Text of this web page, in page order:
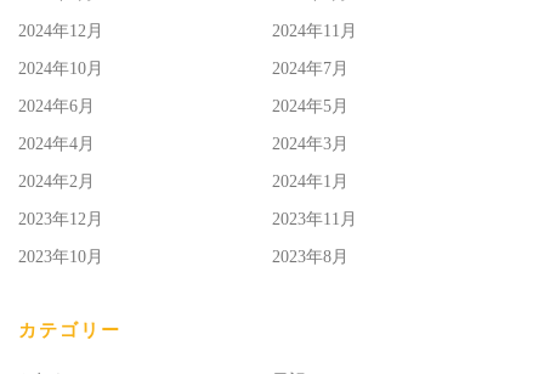
2024年12月 2024年11月
2024年10月 2024年7月
2024年6月 2024年5月
2024年4月 2024年3月
2024年2月 2024年1月
2023年12月 2023年11月
2023年10月 2023年8月
カテゴリー